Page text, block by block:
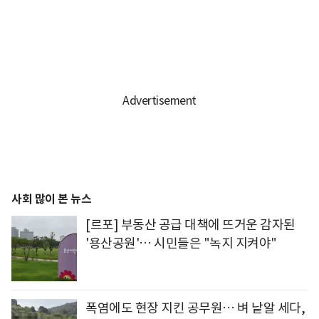
사회 많이 본 뉴스
[르포] 부동산 공급 대책에 뜨거운 감자된
'용산공원'… 시민들은 "녹지 지켜야"
폭염에도 현장 지킨 공무원… 벼 낱알 세다,